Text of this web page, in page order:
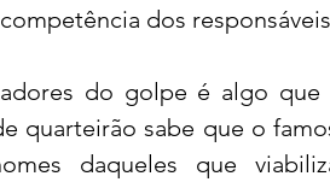
dos
do golpe é algo que
quarteirão sabe que o
daqueles que